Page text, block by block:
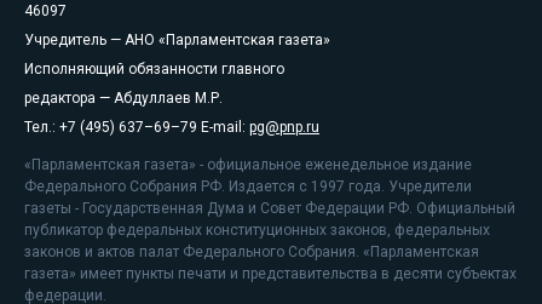
46097
Учредитель — АНО «Парламентская газета»
Исполняющий обязанности главного
редактора — Абдуллаев М.Р.
Тел.: +7 (495) 637–69–79 E-mail: pg@pnp.ru
«Парламентская газета» - официальное еженедельное издание
Федерального Собрания РФ. Издается с 1997 года. Учредители
газеты - Государственная Дума и Совет Федерации РФ. Официальный
публикатор федеральных конституционных законов, федеральных
законов и актов палат Федерального Собрания. «Парламентская
газета» имеет пункты печати и представительства в десяти субъектах
федерации.